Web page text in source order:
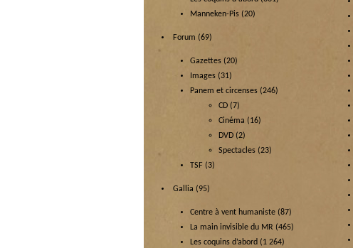
Manneken-Pis (20)
Forum (69)
Gazettes (20)
Images (31)
Panem et circenses (246)
CD (7)
Cinéma (16)
DVD (2)
Spectacles (23)
TSF (3)
Gallia (95)
Centre à vent humaniste (87)
La main invisible du MR (465)
Les coquins d’abord (1 264)